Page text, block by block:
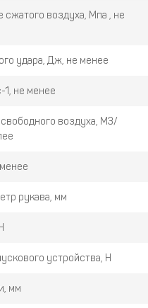
сжатого воздуха, Мпа , не
удара, Дж, не менее
1, не менее
воздуха, М3/
рукава, мм
устройства, Н
мм